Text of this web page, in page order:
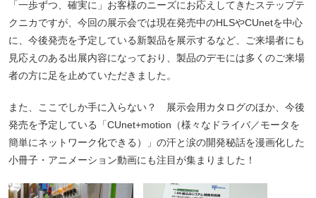
「一歩ずつ、確実に」お客様のニーズにお応えしてきたステップテ
クニカですが、今回の展示会では現在発売中のHLSやCUnetを中心
に、今後発売を予定している新製品を展示するなど、ご来場者にも
見応えのある出展内容になっており、製品のデモには多くのご来場
者の方に足を止めていただきました。
また、ここでしか手に入らない？ 展示会用カタログのほか、今後
発売を予定している「CUnet+motion（様々なドライバ／モータを
簡単にネットワーク化できる）」の汗と涙の開発秘話を漫画化した
小冊子・アニメーション動画にも注目が集まりました！